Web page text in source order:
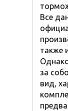
Все
также
за
вид,